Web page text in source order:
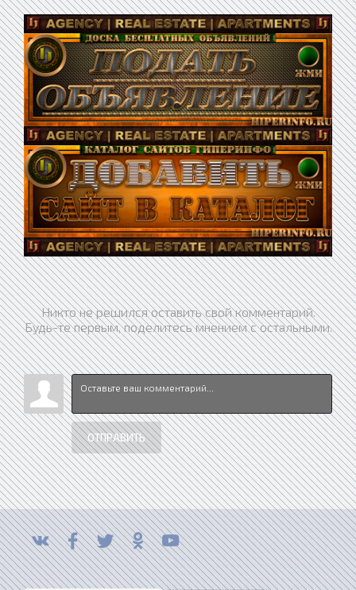
Никто не решился оставить свой комментарий.
Будь-те первым, поделитесь мнением с остальными.
ОТПРАВИТЬ